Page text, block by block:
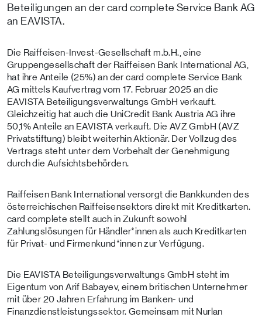
Beteiligungen an der card complete Service Bank AG
an EAVISTA.
Die Raiffeisen-Invest-Gesellschaft m.b.H., eine
Gruppengesellschaft der Raiffeisen Bank International AG,
hat ihre Anteile (25%) an der card complete Service Bank
AG mittels Kaufvertrag vom 17. Februar 2025 an die
EAVISTA Beteiligungsverwaltungs GmbH verkauft.
Gleichzeitig hat auch die UniCredit Bank Austria AG ihre
50,1% Anteile an EAVISTA verkauft. Die AVZ GmbH (AVZ
Privatstiftung) bleibt weiterhin Aktionär. Der Vollzug des
Vertrags steht unter dem Vorbehalt der Genehmigung
durch die Aufsichtsbehörden.
Raiffeisen Bank International versorgt die Bankkunden des
österreichischen Raiffeisensektors direkt mit Kreditkarten.
card complete stellt auch in Zukunft sowohl
Zahlungslösungen für Händler*innen als auch Kreditkarten
für Privat- und Firmenkund*innen zur Verfügung.
Die EAVISTA Beteiligungsverwaltungs GmbH steht im
Eigentum von Arif Babayev, einem britischen Unternehmer
mit über 20 Jahren Erfahrung im Banken- und
Finanzdienstleistungssektor. Gemeinsam mit Nurlan